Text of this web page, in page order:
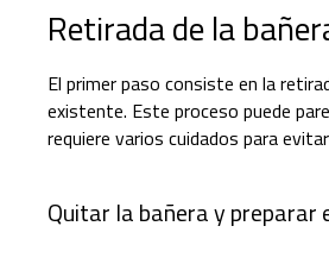
Retirada de la
El primer paso consiste en la
existente. Este proceso puede
requiere varios cuidados para
Quitar la bañera y preparar